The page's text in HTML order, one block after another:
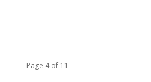
Page 4 of 11